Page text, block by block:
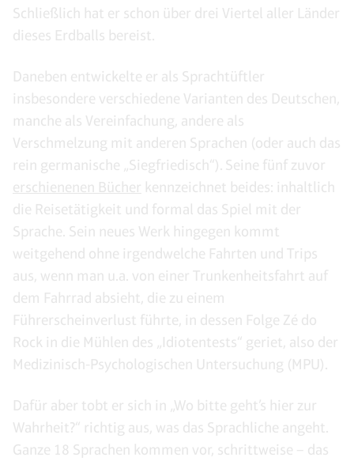
Schließlich hat er schon über drei Viertel aller Länder
dieses Erdballs bereist.
Daneben entwickelte er als Sprachtüftler
insbesondere verschiedene Varianten des Deutschen,
manche als Vereinfachung, andere als
Verschmelzung mit anderen Sprachen (oder auch das
rein germanische „Siegfriedisch“). Seine fünf zuvor
erschienenen Bücher kennzeichnet beides: inhaltlich
die Reisetätigkeit und formal das Spiel mit der
Sprache. Sein neues Werk hingegen kommt
weitgehend ohne irgendwelche Fahrten und Trips
aus, wenn man u.a. von einer Trunkenheitsfahrt auf
dem Fahrrad absieht, die zu einem
Führerscheinverlust führte, in dessen Folge Zé do
Rock in die Mühlen des „Idiotentests“ geriet, also der
Medizinisch-Psychologischen Untersuchung (MPU).
Dafür aber tobt er sich in „Wo bitte geht’s hier zur
Wahrheit?“ richtig aus, was das Sprachliche angeht.
Ganze 18 Sprachen kommen vor, schrittweise – das